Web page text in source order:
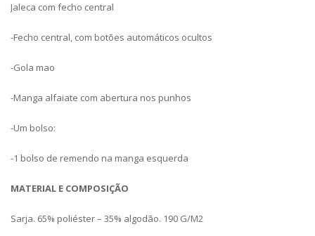
Jaleca com fecho central
-Fecho central, com botões automáticos ocultos
-Gola mao
-Manga alfaiate com abertura nos punhos
-Um bolso:
-1 bolso de remendo na manga esquerda
MATERIAL E COMPOSIÇÃO
Sarja. 65% poliéster – 35% algodão. 190 G/M2